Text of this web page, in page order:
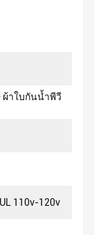
ผ้าใบกันน้ำพีวี
110v-120v